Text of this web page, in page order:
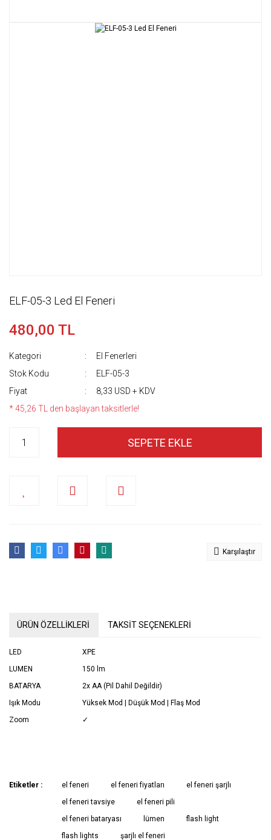
ELF-05-3 Led El Feneri
480,00 TL
Kategori
El Fenerleri
Stok Kodu
ELF-05-3
Fiyat
8,33 USD + KDV
* 45,26 TL den başlayan taksitlerle!
SEPETE EKLE
Karşılaştır
ÜRÜN ÖZELLİKLERİ TAKSİT SEÇENEKLERİ
LED
XPE
LUMEN
150 lm
BATARYA
2x AA (Pil Dahil Değildir)
Işık Modu
Yüksek Mod | Düşük Mod | Flaş Mod
Zoom
✓
Etiketler : el feneri el feneri fiyatları
el feneri şarjlı
el feneri tavsiye
el feneri pili
el feneri bataryası
lümen
flash light
flash lights
şarjlı el feneri